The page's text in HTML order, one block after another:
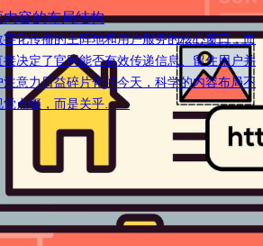
容的布局结构
化传播的主阵地和用户服务的核心窗口，而
决定了官网能否有效传递信息、留住用户并
意力日益碎片化的今天，科学的内容布局不
觉点缀，而是关乎……